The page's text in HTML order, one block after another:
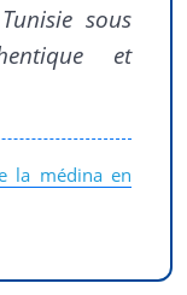
sous
et
la médina en